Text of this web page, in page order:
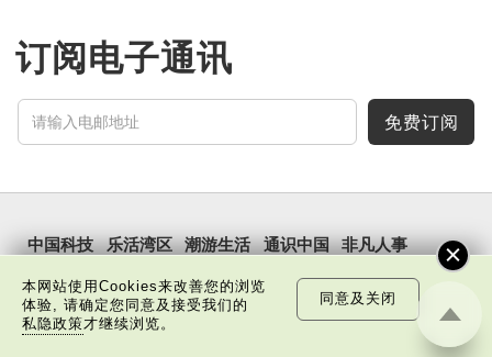
订阅电子通讯
免费订阅
中国科技 乐活湾区 潮游生活 通识中国 非凡人事
文化精华 焦点纵览 名家观点 国情专题
每周主题 最新影片
本网站使用Cookies来改善您的浏览
体验, 请确定您同意及接受我们的
私隐政策才继续浏览。
同意及关闭